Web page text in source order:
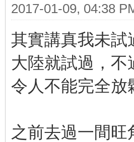
2017-01-09, 04:38
其實講真我未試
大陸就試過，
令人不能完全放
之前去過一間